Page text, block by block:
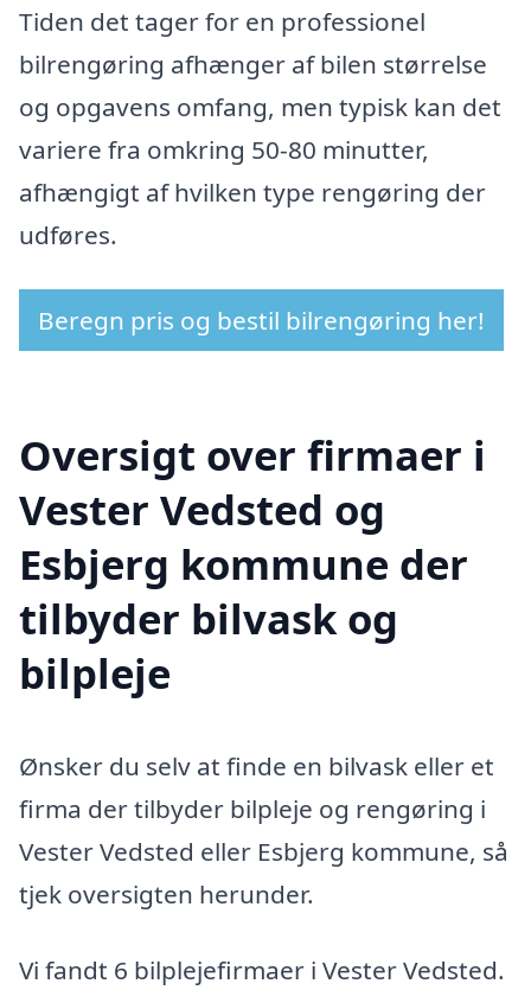
Tiden det tager for en professionel
bilrengøring afhænger af bilen størrelse
og opgavens omfang, men typisk kan det
variere fra omkring 50-80 minutter,
afhængigt af hvilken type rengøring der
udføres.
Beregn pris og bestil bilrengøring her!
Oversigt over firmaer i
Vester Vedsted og
Esbjerg kommune der
tilbyder bilvask og
bilpleje
Ønsker du selv at finde en bilvask eller et
firma der tilbyder bilpleje og rengøring i
Vester Vedsted eller Esbjerg kommune, så
tjek oversigten herunder.
Vi fandt 6 bilplejefirmaer i Vester Vedsted.